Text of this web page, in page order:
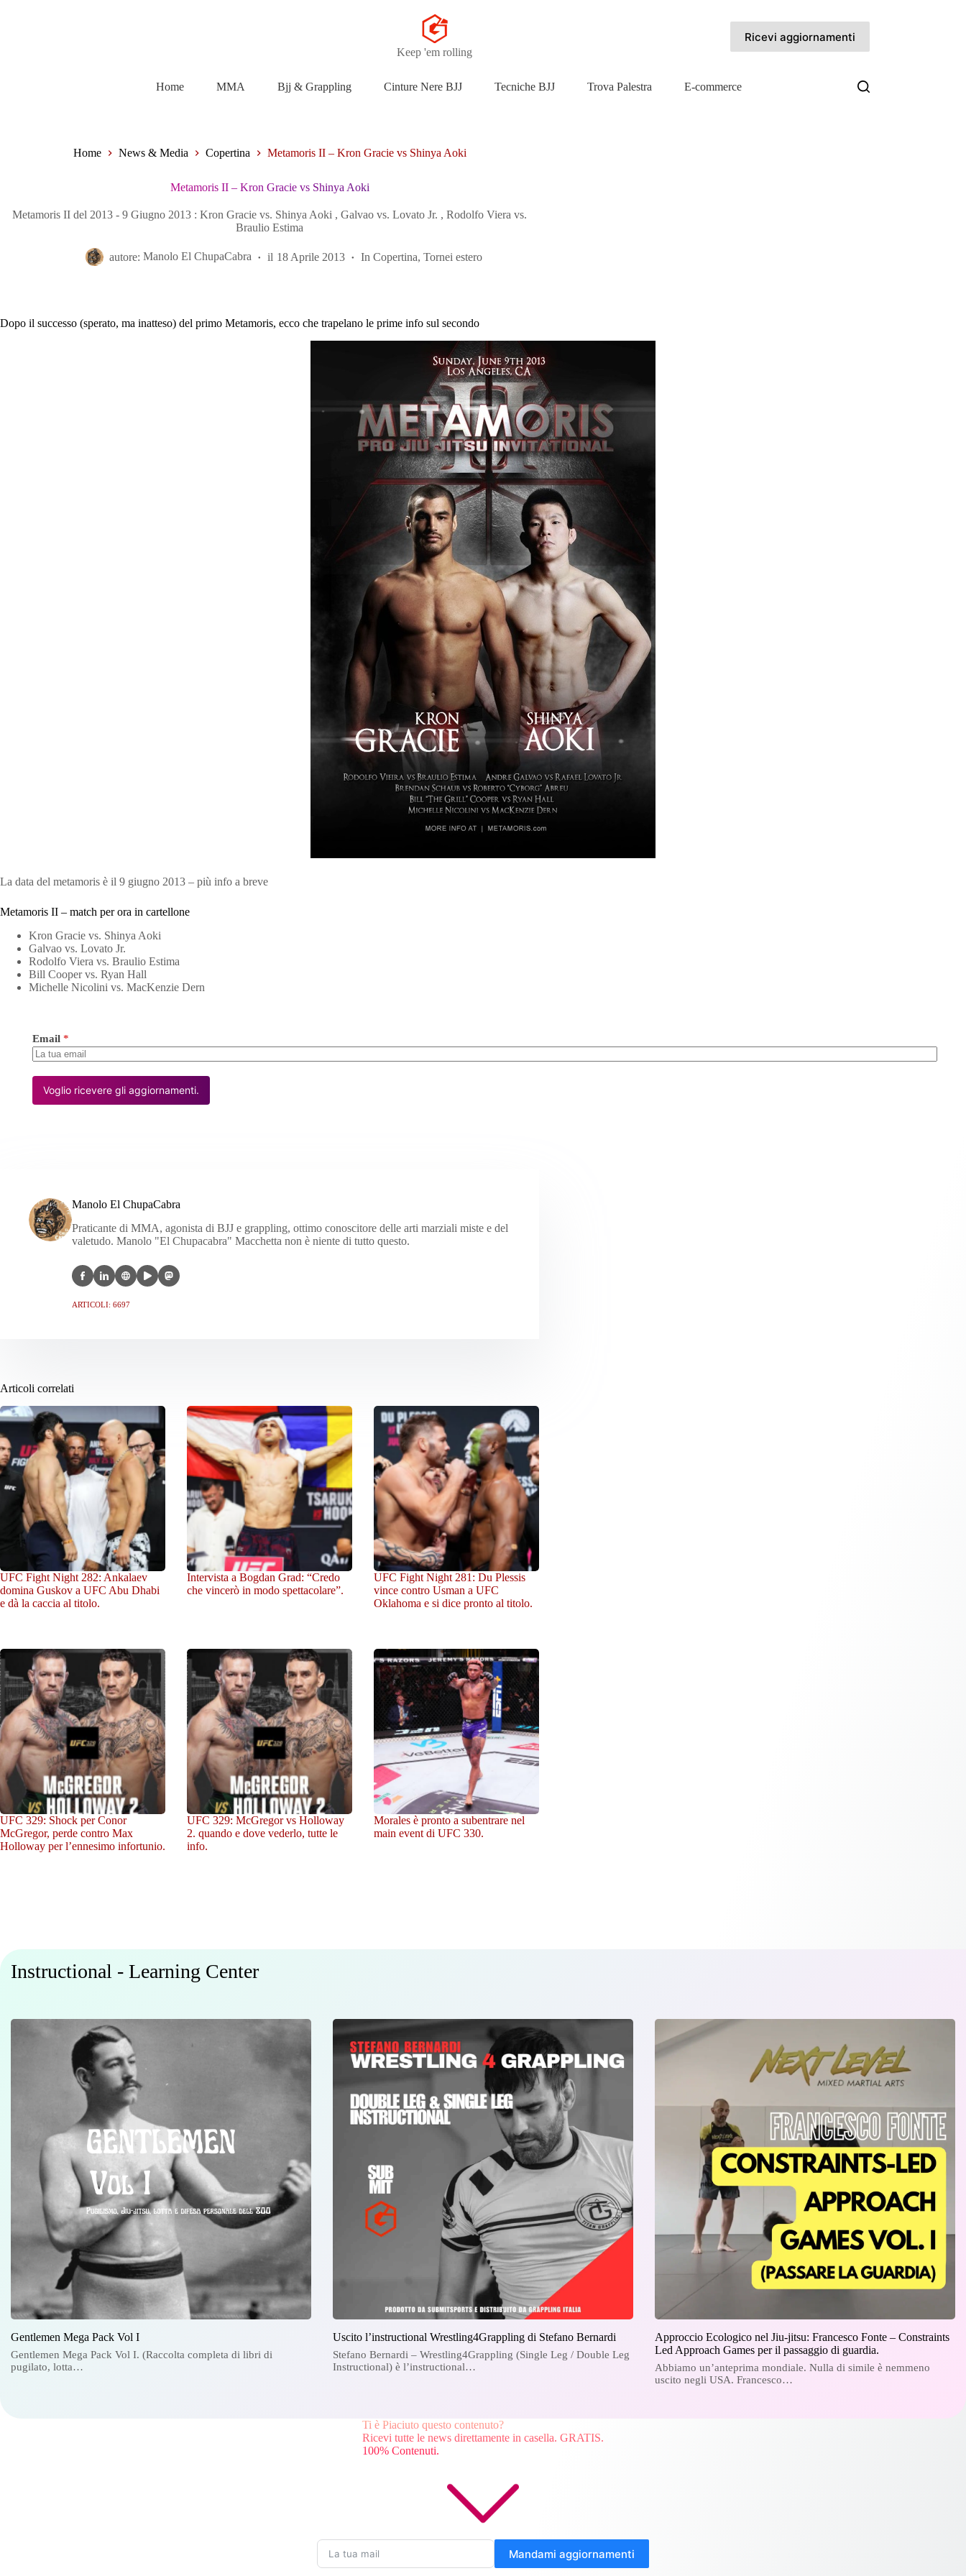
Keep 'em rolling
Ricevi aggiornamenti
Home MMA Bjj & Grappling Cinture Nere BJJ Tecniche BJJ Trova Palestra E-commerce
Home News & Media Copertina Metamoris II – Kron Gracie vs Shinya Aoki
Metamoris II – Kron Gracie vs Shinya Aoki
Metamoris II del 2013 - 9 Giugno 2013 : Kron Gracie vs. Shinya Aoki , Galvao vs. Lovato Jr. , Rodolfo Viera vs.
Braulio Estima
autore: Manolo El ChupaCabra il 18 Aprile 2013 In Copertina, Tornei estero
Dopo il successo (sperato, ma inatteso) del primo Metamoris, ecco che trapelano le prime info sul secondo
La data del metamoris è il 9 giugno 2013 – più info a breve
Metamoris II – match per ora in cartellone
Kron Gracie vs. Shinya Aoki
Galvao vs. Lovato Jr.
Rodolfo Viera vs. Braulio Estima
Bill Cooper vs. Ryan Hall
Michelle Nicolini vs. MacKenzie Dern
Email *
Voglio ricevere gli aggiornamenti.
Manolo El ChupaCabra
Praticante di MMA, agonista di BJJ e grappling, ottimo conoscitore delle arti marziali miste e del
valetudo. Manolo "El Chupacabra" Macchetta non è niente di tutto questo.
ARTICOLI: 6697
Articoli correlati
UFC Fight Night 282: Ankalaev
domina Guskov a UFC Abu Dhabi
e dà la caccia al titolo.
Intervista a Bogdan Grad: “Credo
che vincerò in modo spettacolare”.
UFC Fight Night 281: Du Plessis
vince contro Usman a UFC
Oklahoma e si dice pronto al titolo.
UFC 329: Shock per Conor
McGregor, perde contro Max
Holloway per l’ennesimo infortunio.
UFC 329: McGregor vs Holloway
2. quando e dove vederlo, tutte le
info.
Morales è pronto a subentrare nel
main event di UFC 330.
Instructional - Learning Center
Gentlemen Mega Pack Vol I
Gentlemen Mega Pack Vol I. (Raccolta completa di libri di
pugilato, lotta…
Uscito l’instructional Wrestling4Grappling di Stefano Bernardi
Stefano Bernardi – Wrestling4Grappling (Single Leg / Double Leg
Instructional) è l’instructional…
Approccio Ecologico nel Jiu-jitsu: Francesco Fonte – Constraints
Led Approach Games per il passaggio di guardia.
Abbiamo un’anteprima mondiale. Nulla di simile è nemmeno
uscito negli USA. Francesco…
Ti è Piaciuto questo contenuto?
Ricevi tutte le news direttamente in casella. GRATIS.
100% Contenuti.
Mandami aggiornamenti